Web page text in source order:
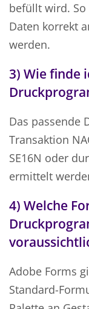
befüllt wird.
Daten korrekt
werden.
3) Wie finde
Das passende
Transaktion
SE16N oder
ermittelt
4) Welche
Adobe Forms
Standard-